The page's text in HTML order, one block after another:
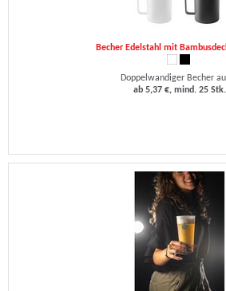
Becher Edelstahl mit
Doppelwandiger Becher
ab 5,37 €, mind. 25 Stk.